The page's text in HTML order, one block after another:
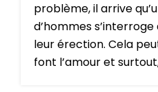
problème, il arrive
d’hommes
leur érection. Cela
font l’amour et